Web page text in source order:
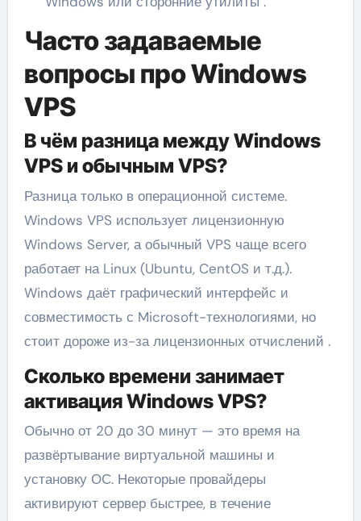
Часто задаваемые
вопросы про Windows
VPS
В чём разница между Windows
VPS и обычным VPS?
Разница только в операционной системе.
Windows VPS использует лицензионную
Windows Server, а обычный VPS чаще всего
работает на Linux (Ubuntu, CentOS и т.д.).
Windows даёт графический интерфейс и
совместимость с Microsoft-технологиями, но
стоит дороже из-за лицензионных отчислений .
Сколько времени занимает
активация Windows VPS?
Обычно от 20 до 30 минут — это время на
развёртывание виртуальной машины и
установку ОС. Некоторые провайдеры
активируют сервер быстрее, в течение